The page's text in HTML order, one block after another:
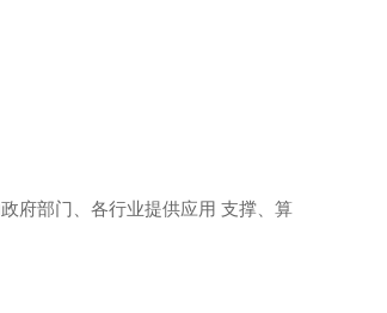
府部门、各行业提供应用 支撑、算